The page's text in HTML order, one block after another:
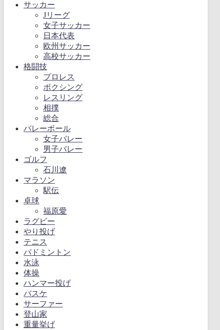
サッカー
Jリーグ
女子サッカー
日本代表
欧州サッカー
高校サッカー
格闘技
プロレス
ボクシング
レスリング
相撲
総合
バレーボール
女子バレー
男子バレー
ゴルフ
石川遼
マラソン
駅伝
卓球
福原愛
ラグビー
やり投げ
テニス
バドミントン
水泳
体操
ハンマー投げ
バスケ
サーファー
登山家
重量挙げ